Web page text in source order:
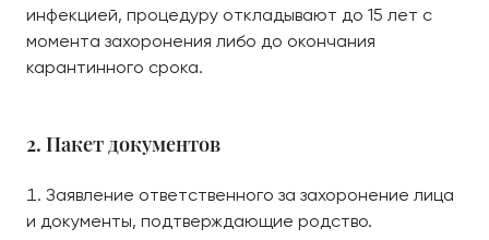
инфекцией, процедуру откладывают до 15 лет с
момента захоронения либо до окончания
карантинного срока.
2. Пакет документов
Заявление ответственного за захоронение лица
и документы, подтверждающие родство.